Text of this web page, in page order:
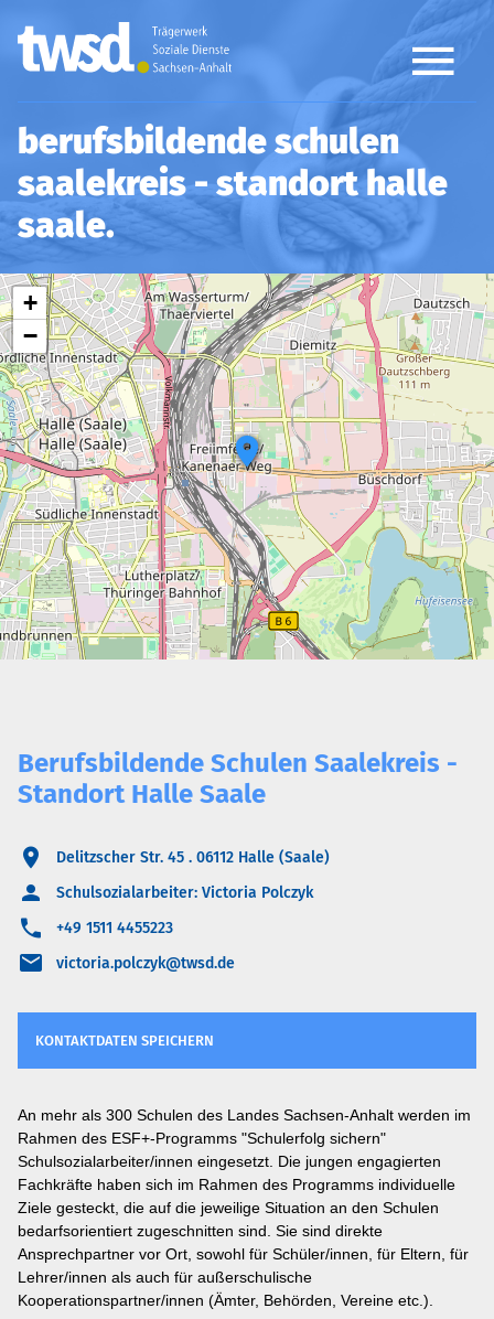
berufsbildende schulen
saalekreis - standort halle
saale
+
−
OpenStreetMap
Berufsbildende Schulen Saalekreis -
Standort Halle Saale
Delitzscher Str. 45 . 06112 Halle (Saale)
Schulsozialarbeiter: Victoria Polczyk
+49 1511 4455223
victoria.polczyk@twsd.de
KONTAKTDATEN SPEICHERN
An mehr als 300 Schulen des Landes Sachsen-Anhalt werden im
Rahmen des ESF+-Programms "Schulerfolg sichern"
Schulsozialarbeiter/innen eingesetzt. Die jungen engagierten
Fachkräfte haben sich im Rahmen des Programms individuelle
Ziele gesteckt, die auf die jeweilige Situation an den Schulen
bedarfsorientiert zugeschnitten sind. Sie sind direkte
Ansprechpartner vor Ort, sowohl für Schüler/innen, für Eltern, für
Lehrer/innen als auch für außerschulische
Kooperationspartner/innen (Ämter, Behörden, Vereine etc.).